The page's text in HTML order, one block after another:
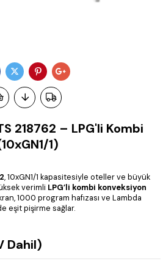
218762 – LPG'li Kombi
1)
, 10xGN1/1 kapasitesiyle oteller ve büyük
verimli LPG’li kombi konveksiyon
1000 program hafızası ve Lambda
eşit pişirme sağlar.
Dahil)